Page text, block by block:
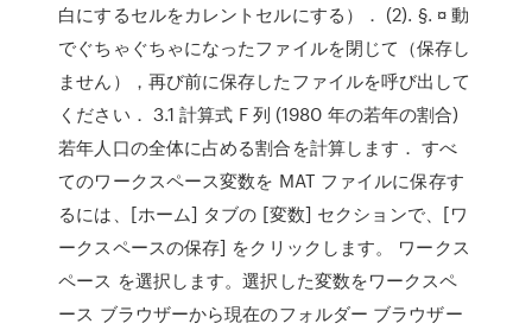
白にするセルをカレントセルにする）． (2). §. ¤ 動
でぐちゃぐちゃになったファイルを閉じて（保存し
ません），再び前に保存したファイルを呼び出して
ください． 3.1 計算式 F 列 (1980 年の若年の割合)
若年人口の全体に占める割合を計算します． すべ
てのワークスペース変数を MAT ファイルに保存す
るには、[ホーム] タブの [変数] セクションで、[ワ
ークスペースの保存] をクリックします。 ワークス
ペース を選択します。選択した変数をワークスペ
ース ブラウザーから現在のフォルダー ブラウザー